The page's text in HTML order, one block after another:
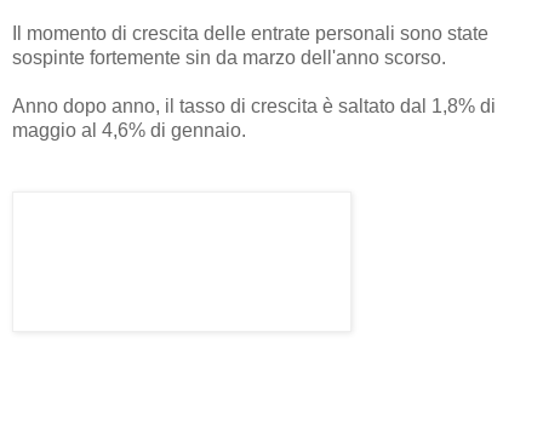
Il momento di crescita delle entrate personali sono state
sospinte fortemente sin da marzo dell'anno scorso.
Anno dopo anno, il tasso di crescita è saltato dal 1,8% di
maggio al 4,6% di gennaio.